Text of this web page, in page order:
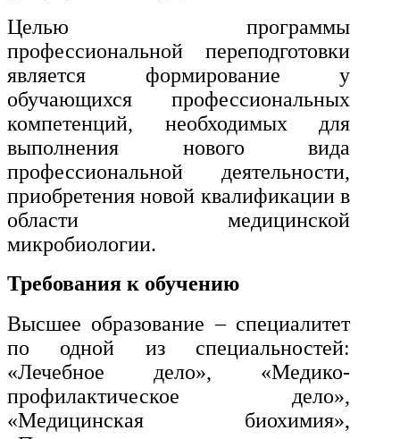
промышленности
Управление охраной труда.
Техносферная безопасность
Допуски
Безопасность труда
Экономика и управление
Управление производством
общественного питания в
организации
Управление административно-
хозяйственной деятельностью
Техника-технологии
Целью программы
профессиональной переподготовки
является формирование у
обучающихся профессиональных
компетенций, необходимых для
выполнения нового вида
профессиональной деятельности,
приобретения новой квалификации в
области медицинской
микробиологии.
Требования к обучению
Высшее образование – специалитет
по одной из специальностей:
«Лечебное дело», «Медико-
профилактическое дело»,
«Медицинская биохимия»,